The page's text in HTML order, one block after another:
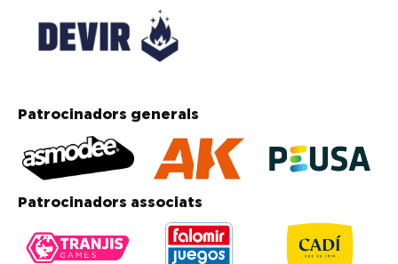
Patrocinadors generals
Patrocinadors associats